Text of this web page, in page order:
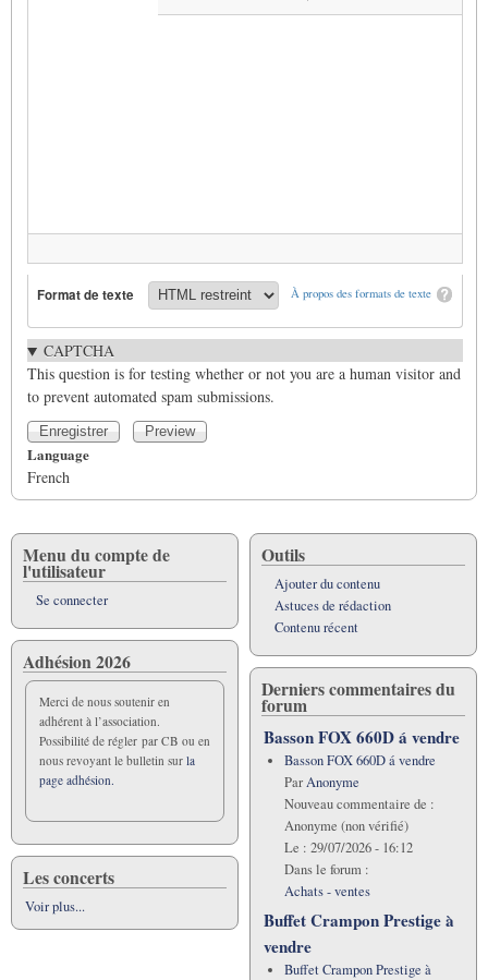
À propos des formats de texte
Format de texte
CAPTCHA
This question is for testing whether or not you are a human visitor and
to prevent automated spam submissions.
Language
French
Menu du compte de
l'utilisateur
Se connecter
Adhésion 2026
Merci de nous soutenir en
adhérent à l’association.
Possibilité de régler par CB ou en
nous revoyant le bulletin sur la
page adhésion.
Les concerts
Voir plus...
Outils
Ajouter du contenu
Astuces de rédaction
Contenu récent
Derniers commentaires du
forum
Basson FOX 660D á vendre
Basson FOX 660D á vendre
ParAnonyme
Nouveau commentaire de :
Anonyme (non vérifié)
Le : 29/07/2026 - 16:12
Dans le forum :
Achats - ventes
Buffet Crampon Prestige à
vendre
Buffet Crampon Prestige à